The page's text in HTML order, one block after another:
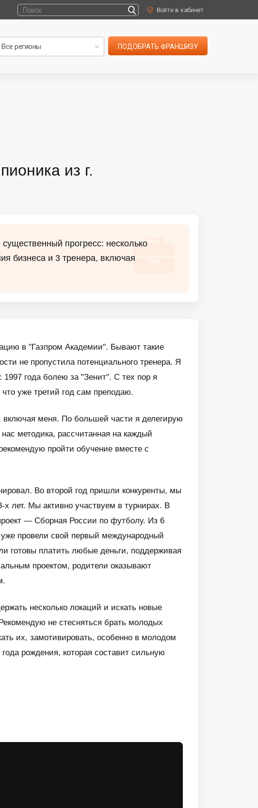
Войти в кабинет
ПОДОБРАТЬ ФРАНШИЗУ
из г.
прогресс: несколько
бизнеса и 3 тренера, включая
в "Газпром Академии". Бывают такие
не пропустила потенциального тренера. Я
года болею за "Зенит". С тех пор я
уже третий год сам преподаю.
включая меня. По большей части я делегирую
методика, рассчитанная на каждый
пройти обучение вместе с
Во второй год пришли конкуренты, мы
лет. Мы активно участвуем в турнирах. В
— Сборная России по футболу. Из 6
провели свой первый международный
готовы платить любые деньги, поддерживая
проектом, родители оказывают
несколько локаций и искать новые
не стесняться брать молодых
их, замотивировать, особенно в молодом
рождения, которая составит сильную